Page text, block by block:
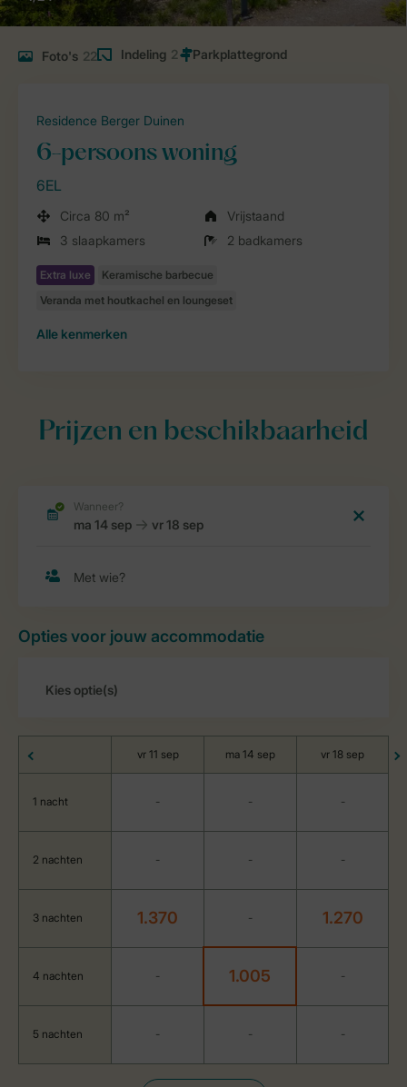
Foto's 22 Indeling 2
Residence Berger Duinen
6-persoons woning
6EL
Circa 80 m²
Vrijstaand
3 slaapkamers
2 badkamers
Alle kenmerken
Prijzen en beschikbaarheid
Opties voor jouw accommodatie
vr 11 sep ma 14 sep vr 18 sep
1 nacht - - -
2 nachten - - -
3 nachten 1.370 - 1.270
4 nachten - 1.005 -
5 nachten - - -